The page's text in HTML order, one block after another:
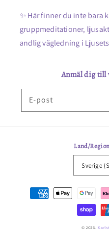
✨ Här finner du inte bara
gruppmeditationer,
andlig vägledning i
Anmäl dig till
E-post
Land/
Sverige
Betalningsmetoder
© 2026,